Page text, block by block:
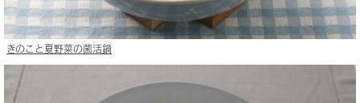
きのこと夏野菜の菌活鍋